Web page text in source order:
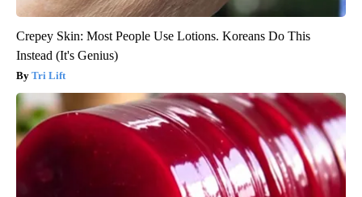
Crepey Skin: Most People Use Lotions. Koreans Do This
Instead (It's Genius)
Tri Lift